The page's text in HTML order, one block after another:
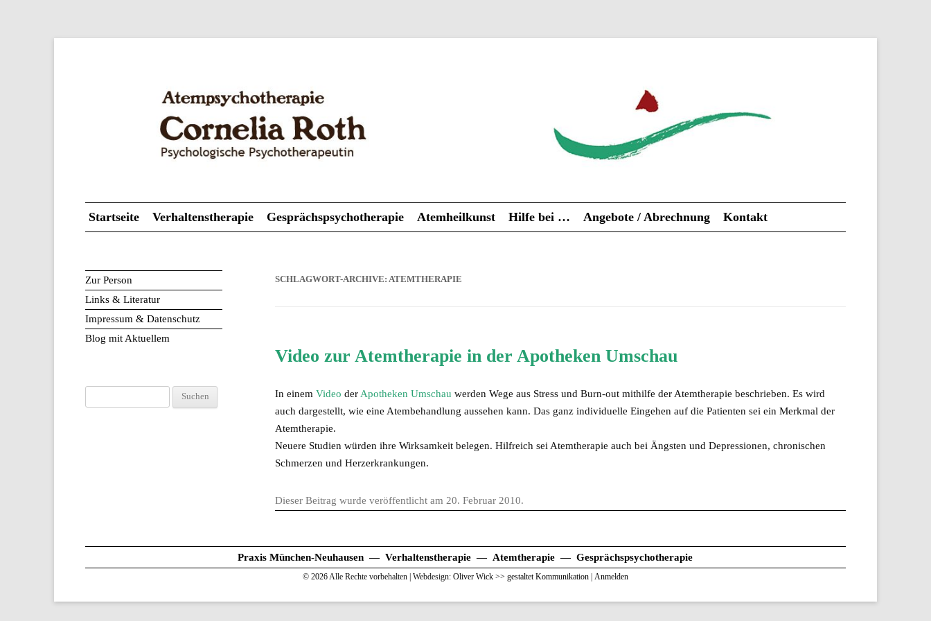
Atempsychotherapie
Inhalt
Startseite Verhaltenstherapie Gesprächspsychotherapie Atemheilkunst Hilfe bei … Angebote / Abrechnung Kontakt
SCHLAGWORT-ARCHIVE: ATEMTHERAPIE
Video zur Atemtherapie in der Apotheken Umschau
In einem Video der Apotheken Umschau werden Wege aus Stress und Burn-out mithilfe der Atemtherapie beschrieben. Es wird
auch dargestellt, wie eine Atembehandlung aussehen kann. Das ganz individuelle Eingehen auf die Patienten sei ein Merkmal der
Atemtherapie.
Neuere Studien würden ihre Wirksamkeit belegen. Hilfreich sei Atemtherapie auch bei Ängsten und Depressionen, chronischen
Schmerzen und Herzerkrankungen.
Dieser Beitrag wurde veröffentlicht am 20. Februar 2010.
Zur Person
Links & Literatur
Impressum & Datenschutz
Blog mit Aktuellem
Praxis München-Neuhausen — Verhaltenstherapie — Atemtherapie — Gesprächspsychotherapie
© 2026 Alle Rechte vorbehalten | Webdesign: Oliver Wick >> gestaltet Kommunikation| Anmelden